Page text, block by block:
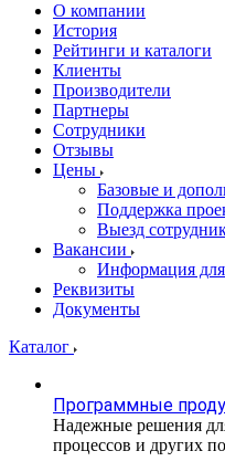
О компании
История
Рейтинги и каталоги
Клиенты
Производители
Партнеры
Сотрудники
Отзывы
Цены
Базовые и
Поддержка
Выезд
Вакансии
Информация для
Реквизиты
Документы
Каталог
Программные
Надежные решения
процессов и других